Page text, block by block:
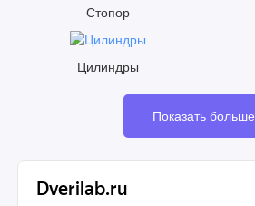
Стопор
Цилиндры
Показать больше